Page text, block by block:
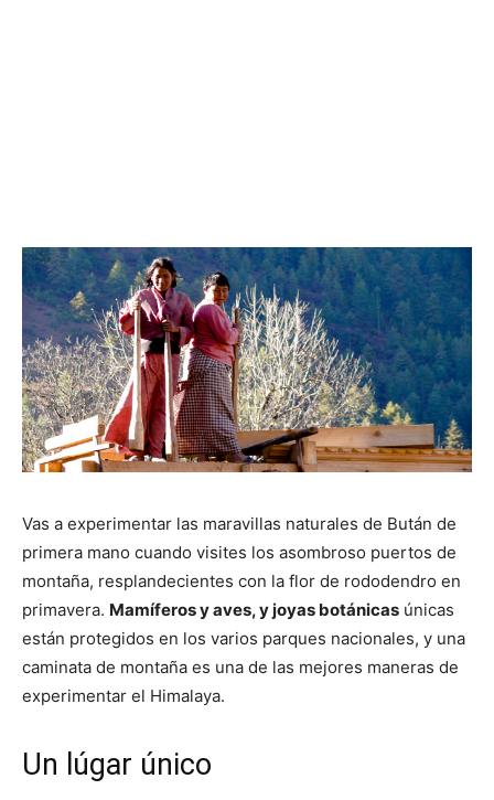
Vas a experimentar las maravillas naturales de Bután de
primera mano cuando visites los asombroso puertos de
montaña, resplandecientes con la flor de rododendro en
primavera. Mamíferos y aves, y joyas botánicas únicas
están protegidos en los varios parques nacionales, y una
caminata de montaña es una de las mejores maneras de
experimentar el Himalaya.
Un lúgar único